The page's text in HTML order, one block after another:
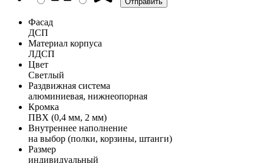
Фасад
ДСП
Материал корпуса
ЛДСП
Цвет
Светлый
Раздвижная система
алюминиевая, нижнеопорная
Кромка
ПВХ (0,4 мм, 2 мм)
Внутреннее наполнение
на выбор (полки, корзины, штанги)
Размер
индивидуальный